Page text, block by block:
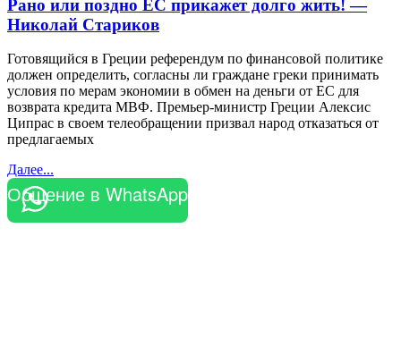
Рано или поздно ЕС прикажет долго жить! —
Николай Стариков
Готовящийся в Греции референдум по финансовой политике
должен определить, согласны ли граждане греки принимать
условия по мерам экономии в обмен на деньги от ЕС для
возврата кредита МВФ. Премьер-министр Греции Алексис
Ципрас в своем телеобращении призвал народ отказаться от
предлагаемых
Далее...
Общение в WhatsApp